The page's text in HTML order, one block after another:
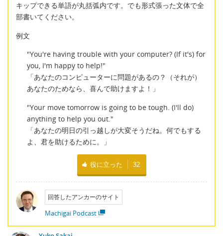
キップできる単語が丸括弧内です。でも形式張った文体で全
部書いてください。
例文
"You're having trouble with your computer? (If it's) for
you, I'm happy to help!"
「あなたのコンピューターに問題があるの？（それが）
あなたのためなら、喜んで助けますよ！」
"Your move tomorrow is going to be tough. (I'll do)
anything to help you out."
「あなたの明日の引っ越しが大変そうだね。何でもする
よ、君を助けるために。」
役に立った 32
回答したアンカーのサイト
Machigai Podcast